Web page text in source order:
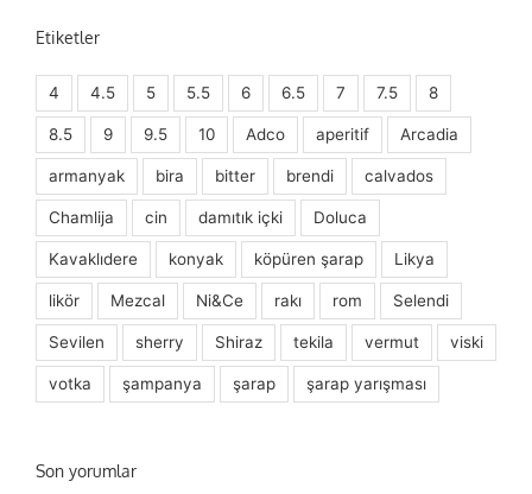
Etiketler
4 4.5 5 5.5 6 6.5 7 7.5 8
8.5 9 9.5 10 Adco aperitif Arcadia
armanyak bira bitter brendi calvados
Chamlija cin damıtık içki Doluca
Kavaklıdere konyak köpüren şarap Likya
likör Mezcal Ni&Ce rakı rom Selendi
Sevilen sherry Shiraz tekila vermut viski
votka şampanya şarap şarap yarışması
Son yorumlar